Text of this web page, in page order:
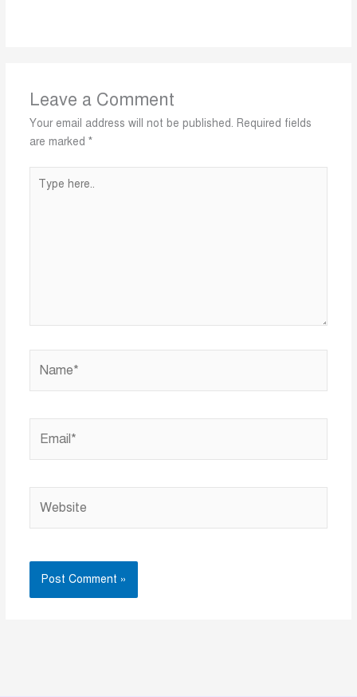
Leave a Comment
Your email address will not be published. Required fields
are marked *
here..